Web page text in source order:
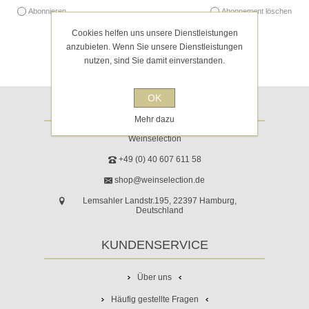
Abonnieren Abonnement löschen
ADRESSE
Weinselection
+49 (0) 40 607 611 58
shop@weinselection.de
Lemsahler Landstr.195, 22397 Hamburg,
Deutschland
KUNDENSERVICE
Über uns
Häufig gestellte Fragen
Cookies helfen uns unsere Dienstleistungen
anzubieten. Wenn Sie unsere Dienstleistungen
nutzen, sind Sie damit einverstanden.
OK
Mehr dazu